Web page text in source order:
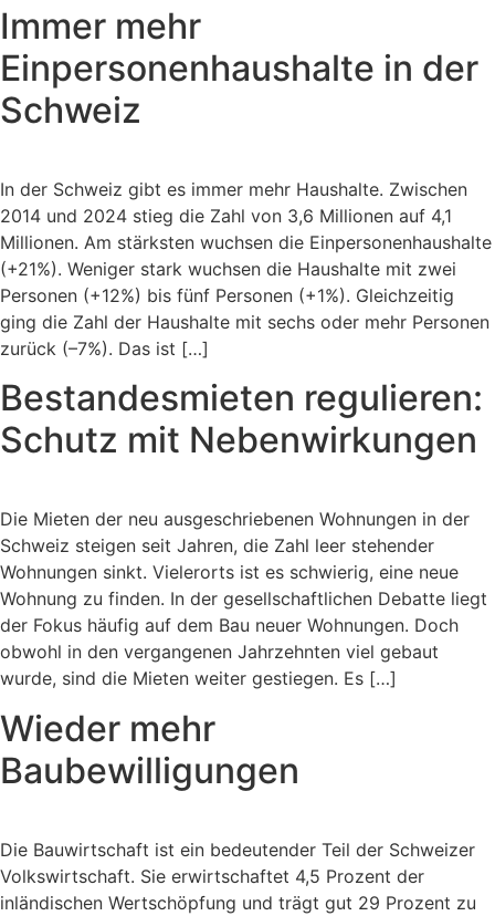
Immer mehr
Einpersonenhaushalte in der
Schweiz
In der Schweiz gibt es immer mehr Haushalte. Zwischen
2014 und 2024 stieg die Zahl von 3,6 Millionen auf 4,1
Millionen. Am stärksten wuchsen die Einpersonenhaushalte
(+21%). Weniger stark wuchsen die Haushalte mit zwei
Personen (+12%) bis fünf Personen (+1%). Gleichzeitig
ging die Zahl der Haushalte mit sechs oder mehr Personen
zurück (–7%). Das ist […]
Bestandesmieten regulieren:
Schutz mit Nebenwirkungen
Die Mieten der neu ausgeschriebenen Wohnungen in der
Schweiz steigen seit Jahren, die Zahl leer stehender
Wohnungen sinkt. Vielerorts ist es schwierig, eine neue
Wohnung zu finden. In der gesellschaftlichen Debatte liegt
der Fokus häufig auf dem Bau neuer Wohnungen. Doch
obwohl in den vergangenen Jahrzehnten viel gebaut
wurde, sind die Mieten weiter gestiegen. Es […]
Wieder mehr
Baubewilligungen
Die Bauwirtschaft ist ein bedeutender Teil der Schweizer
Volkswirtschaft. Sie erwirtschaftet 4,5 Prozent der
inländischen Wertschöpfung und trägt gut 29 Prozent zu